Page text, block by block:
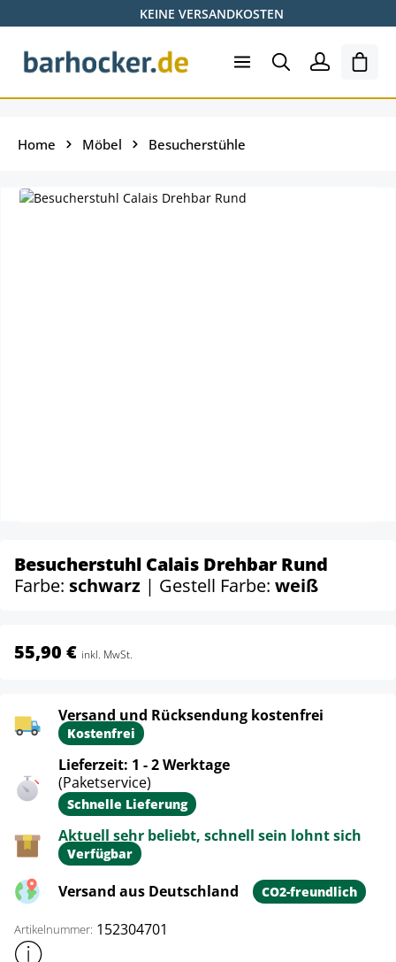
Zum Hauptinhalt springenKEINE VERSANDKOSTEN
Home Möbel Besucherstühle
Besucherstuhl Calais Drehbar Rund
Farbe: schwarz | Gestell Farbe: weiß
55,90 € inkl. MwSt.
Versand und Rücksendung kostenfrei
Kostenfrei
Lieferzeit: 1 - 2 Werktage
(Paketservice)
Schnelle Lieferung
Aktuell sehr beliebt, schnell sein lohnt sich
Verfügbar
Versand aus Deutschland CO2-freundlich
Artikelnummer: 152304701
Weitere Produktinformationen anzeigen